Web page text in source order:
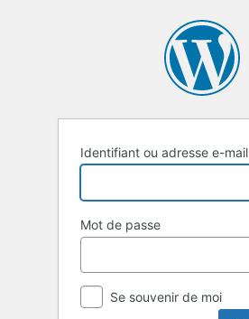
Identifiant ou adresse e-mail
Mot de passe
Se souvenir de moi